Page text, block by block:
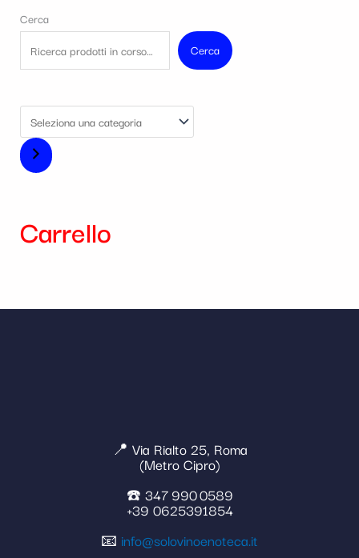
Cerca
Cerca
Carrello
📍 Via Rialto 25, Roma
(Metro Cipro)
☎️ 347 990 0589
+39 0625391854
📧 info@solovinoenoteca.it